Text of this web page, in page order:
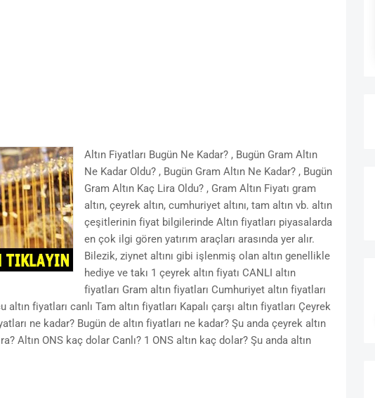
Altın Fiyatları Bugün Ne Kadar? , Bugün Gram Altın
Ne Kadar Oldu? , Bugün Gram Altın Ne Kadar? , Bugün
Gram Altın Kaç Lira Oldu? , Gram Altın Fiyatı gram
altın, çeyrek altın, cumhuriyet altını, tam altın vb. altın
çeşitlerinin fiyat bilgilerinde Altın fiyatları piyasalarda
en çok ilgi gören yatırım araçları arasında yer alır.
Bilezik, ziynet altını gibi işlenmiş olan altın genellikle
hediye ve takı 1 çeyrek altın fiyatı CANLI altın
fiyatları Gram altın fiyatları Cumhuriyet altın fiyatları
altın fiyatları canlı Tam altın fiyatları Kapalı çarşı altın fiyatları Çeyrek
ne kadar? Bugün de altın fiyatları ne kadar? Şu anda çeyrek altın
Altın ONS kaç dolar Canlı? 1 ONS altın kaç dolar? Şu anda altın